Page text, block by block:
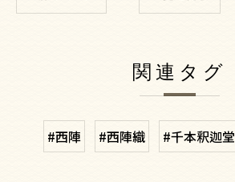
関連タグ
#西陣 #西陣織 #千本釈迦堂